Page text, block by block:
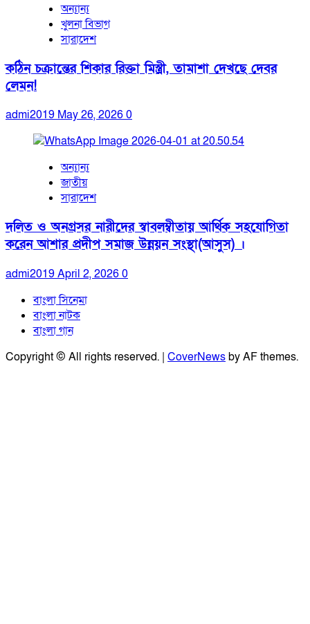
অন্যান্য
খুলনা বিভাগ
সারাদেশ
কঠিন চক্রান্তের শিকার রিক্তা মিস্ত্রী, তামাশা দেখছে দেবর
লেমন!
admi2019 May 26, 20260
অন্যান্য
জাতীয়
সারাদেশ
দলিত ও অনগ্রসর নারীদের স্বাবলম্বীতায় আর্থিক সহযোগিতা
করেন আশার প্রদীপ সমাজ উন্নয়ন সংস্থা(আসুস) ।
admi2019April 2, 20260
বাংলা সিনেমা
বাংলা নাটক
বাংলা গান
Copyright © All rights reserved. | CoverNewsby AF themes.